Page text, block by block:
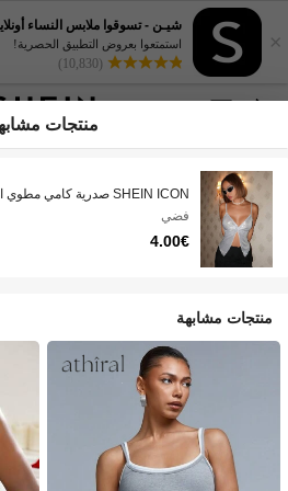
×
شيـن - تسوقوا ملابس النساء
استمتعوا بعروض التطبيق الحصرية!
(10,830)
منتجات
SHEIN ICON صدرية كامي مطوي امامي ميتالك
فضي
4.00€
منتجات مشابهة